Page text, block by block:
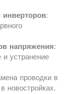
инверторов:
напряжения:
устранение
проводки в
новостройках.